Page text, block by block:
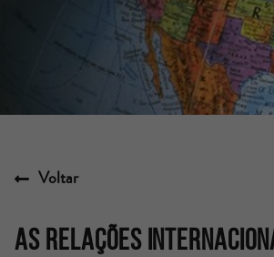
Voltar
As relações